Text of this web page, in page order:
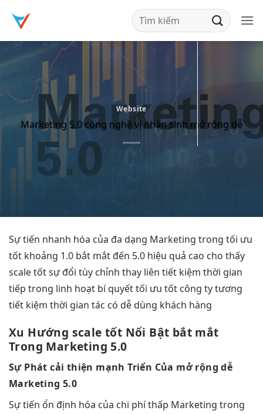
qua
nội
dung
Website
Marketing 5.0 công nghệ vị nhân sinh mở rộng dễ
Sự tiến nhanh hóa của đa dạng Marketing trong tối ưu
tốt khoảng 1.0 bắt mắt đến 5.0 hiệu quả cao cho thấy
scale tốtsự đổi tùy chỉnh thay liên tiết kiệm thời gian
tiếp trong linh hoạt bí quyếttối ưu tốt công ty tương
tiết kiệm thời gian tác có dễ dùng khách hàng
Xu Hướng scale tốt Nổi Bật bắt mắt
Trong Marketing 5.0
Sự Phátcải thiện mạnh Triển Của mở rộng dễ
Marketing 5.0
Sự tiến ổn định hóa của chi phí thấp Marketing trong